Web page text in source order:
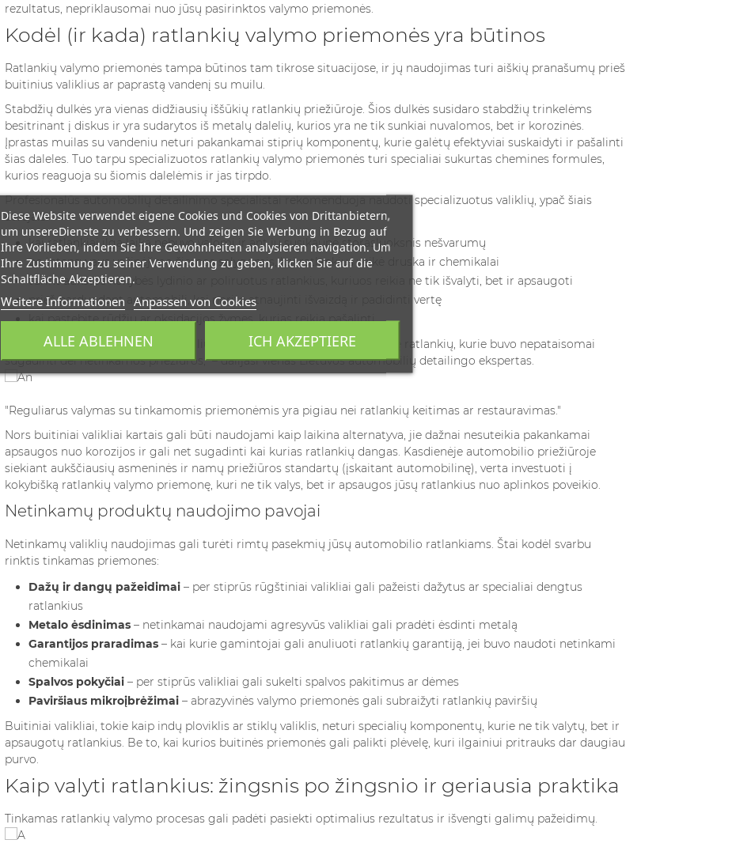
rezultatus, nepriklausomai nuo jūsų pasirinktos valymo priemonės.
Kodėl (ir kada) ratlankių valymo priemonės yra būtinos
Ratlankių valymo priemonės tampa būtinos tam tikrose situacijose, ir jų naudojimas turi aiškių pranašumų prieš
buitinius valiklius ar paprastą vandenį su muilu.
Stabdžių dulkės yra vienas didžiausių iššūkių ratlankių priežiūroje. Šios dulkės susidaro stabdžių trinkelėms
besitrinant į diskus ir yra sudarytos iš metalų dalelių, kurios yra ne tik sunkiai nuvalomos, bet ir korozinės.
Įprastas muilas su vandeniu neturi pakankamai stiprių komponentų, kurie galėtų efektyviai suskaidyti ir pašalinti
šias daleles. Tuo tarpu specializuotos ratlankių valymo priemonės turi specialiai sukurtas chemines formules,
kurios reaguoja su šiomis dalelėmis ir jas tirpdo.
Profesionalūs automobilių detailinimo specialistai rekomenduoja naudoti specializuotus valiklių, ypač šiais
atvejais:
kai ratlankiai ilgą laiką nebuvo valomi ir ant jų susikaupė storasluoksnis nešvarumų
po intensyvaus važinėjimo žiemos sąlygomis, kai ratlankius veikė druska ir chemikalai
turint aukštos kokybės lydinio ar poliruotus ratlankius, kuriuos reikia ne tik išvalyti, bet ir apsaugoti
prieš parduodant automobilį, kai norite atnaujinti išvaizdą ir padidinti vertę
kai pastebite rūdžių ar oksidacijos žymes, kurias reikia pašalinti
"Per savo 15 metų patirtį automobilių detailingo srityje mačiau daugybę ratlankių, kurie buvo nepataisomai
sugadinti dėl netinkamos priežiūros," – dalijasi vienas Lietuvos automobilių detailingo ekspertas.
"Reguliarus valymas su tinkamomis priemonėmis yra pigiau nei ratlankių keitimas ar restauravimas."
Nors buitiniai valikliai kartais gali būti naudojami kaip laikina alternatyva, jie dažnai nesuteikia pakankamai
apsaugos nuo korozijos ir gali net sugadinti kai kurias ratlankių dangas. Kasdienėje automobilio priežiūroje
siekiant aukščiausių asmeninės ir namų priežiūros standartų (įskaitant automobilinę), verta investuoti į
kokybišką ratlankių valymo priemonę, kuri ne tik valys, bet ir apsaugos jūsų ratlankius nuo aplinkos poveikio.
Netinkamų produktų naudojimo pavojai
Netinkamų valiklių naudojimas gali turėti rimtų pasekmių jūsų automobilio ratlankiams. Štai kodėl svarbu
rinktis tinkamas priemones:
Dažų ir dangų pažeidimai– per stiprūs rūgštiniai valikliai gali pažeisti dažytus ar specialiai dengtus
ratlankius
Metalo ėsdinimas– netinkamai naudojami agresyvūs valikliai gali pradėti ėsdinti metalą
Garantijos praradimas– kai kurie gamintojai gali anuliuoti ratlankių garantiją, jei buvo naudoti netinkami
chemikalai
Spalvos pokyčiai– per stiprūs valikliai gali sukelti spalvos pakitimus ar dėmes
Paviršiaus mikroįbrėžimai– abrazyvinės valymo priemonės gali subraižyti ratlankių paviršių
Buitiniai valikliai, tokie kaip indų ploviklis ar stiklų valiklis, neturi specialių komponentų, kurie ne tik valytų, bet ir
apsaugotų ratlankius. Be to, kai kurios buitinės priemonės gali palikti plėvelę, kuri ilgainiui pritrauks dar daugiau
purvo.
Kaip valyti ratlankius: žingsnis po žingsnio ir geriausia praktika
Tinkamas ratlankių valymo procesas gali padėti pasiekti optimalius rezultatus ir išvengti galimų pažeidimų.
Diese Website verwendet eigene Cookies und Cookies von Drittanbietern,
um unsereDienste zu verbessern. Und zeigen Sie Werbung in Bezug auf
Ihre Vorlieben, indem Sie Ihre Gewohnheiten analysieren navigation. Um
Ihre Zustimmung zu seiner Verwendung zu geben, klicken Sie auf die
Schaltfläche Akzeptieren.
Weitere Informationen Anpassen von Cookies
ALLE ABLEHNEN ICH AKZEPTIERE